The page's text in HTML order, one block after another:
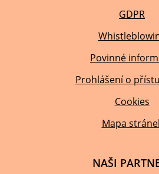
GDPR
Povinné
Prohlášení o
Cookies
Mapa
NAŠI